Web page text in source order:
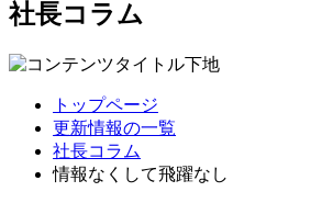
社長コラム
トップページ
更新情報の一覧
社長コラム
情報なくして飛躍なし